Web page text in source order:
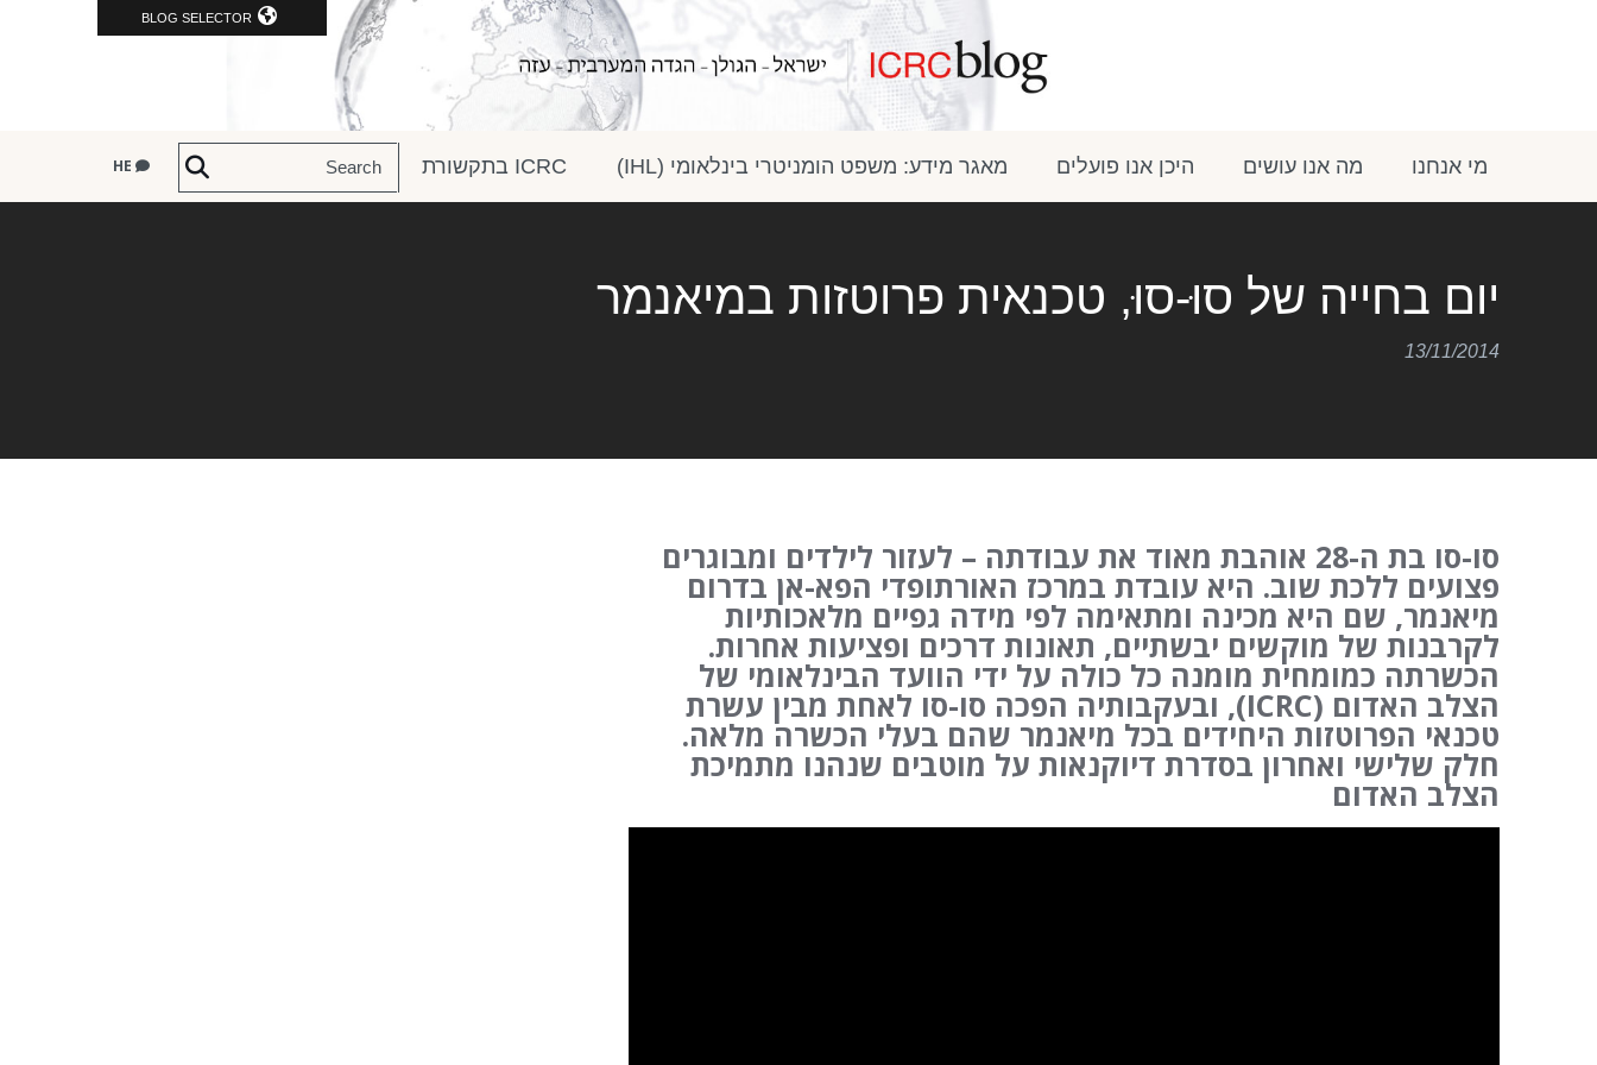
BLOG SELECTOR
מי אנחנו מה אנו עושים היכן אנו פועלים מאגר מידע: משפט הומניטרי בינלאומי (IHL) ICRC בתקשורת
יום בחייה של סוּ-סוּ, טכנאית פרוטזות במיאנמר
13/11/2014
סו-סו בת ה-28 אוהבת מאוד את עבודתה – לעזור לילדים ומבוגרים
פצועים ללכת שוב. היא עובדת במרכז האורתופדי הפא-אן בדרום
מיאנמר, שם היא מכינה ומתאימה לפי מידה גפיים מלאכותיות
לקרבנות של מוקשים יבשתיים, תאונות דרכים ופציעות אחרות.
הכשרתה כמומחית מומנה כל כולה על ידי הוועד הבינלאומי של
הצלב האדום (ICRC), ובעקבותיה הפכה סו-סו לאחת מבין עשרת
טכנאי הפרוטזות היחידים בכל מיאנמר שהם בעלי הכשרה מלאה.
חלק שלישי ואחרון בסדרת דיוקנאות על מוטבים שנהנו מתמיכת
הצלב האדום